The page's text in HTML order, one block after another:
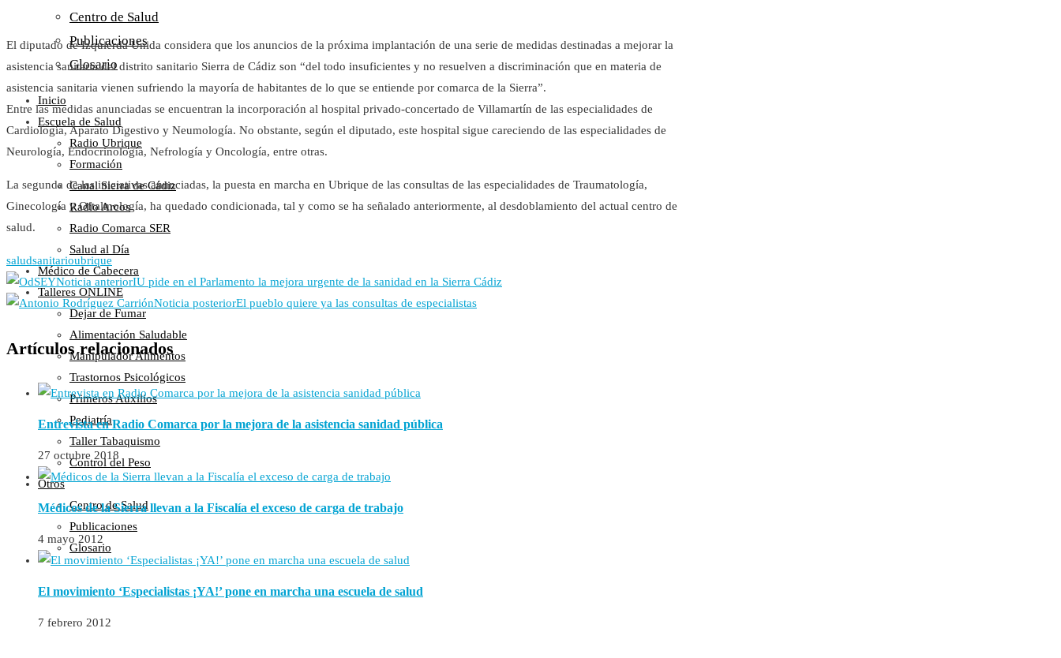
Noticias Sanitarias
Enlaces
Newsletter
Centro de Salud
Publicaciones
Glosario
Inicio
Escuela de Salud
Radio Ubrique
Formación
Canal Sierra de Cádiz
Radio Arcos
Radio Comarca SER
Salud al Día
Médico de Cabecera
Talleres ONLINE
Dejar de Fumar
Alimentación Saludable
Manipulador Alimentos
Trastornos Psicológicos
Primeros Auxilios
Pediatría
Taller Tabaquismo
Control del Peso
Otros
Centro de Salud
Publicaciones
Glosario
El diputado de Izquierda Unida considera que los anuncios de la próxima implantación de una serie de medidas destinadas a mejorar la
asistencia sanitaria del distrito sanitario Sierra de Cádiz son “del todo insuficientes y no resuelven a discriminación que en materia de
asistencia sanitaria vienen sufriendo la mayoría de habitantes de lo que se entiende por comarca de la Sierra”.
Entre las medidas anunciadas se encuentran la incorporación al hospital privado-concertado de Villamartín de las especialidades de
Cardiología, Aparato Digestivo y Neumología. No obstante, según el diputado, este hospital sigue careciendo de las especialidades de
Neurología, Endocrinología, Nefrología y Oncología, entre otras.
La segunda de las iniciativas anunciadas, la puesta en marcha en Ubrique de las consultas de las especialidades de Traumatología,
Ginecología y Oftalmología, ha quedado condicionada, tal y como se ha señalado anteriormente, al desdoblamiento del actual centro de
salud.
saludsanitarioubrique
Noticia anteriorIU pide en el Parlamento la mejora urgente de la sanidad en la Sierra Cádiz
Noticia posteriorEl pueblo quiere ya las consultas de especialistas
Artículos relacionados
Entrevista en Radio Comarca por la mejora de la asistencia sanidad pública
27 octubre 2018
Médicos de la Sierra llevan a la Fiscalía el exceso de carga de trabajo
4 mayo 2012
El movimiento ‘Especialistas ¡YA!’ pone en marcha una escuela de salud
7 febrero 2012